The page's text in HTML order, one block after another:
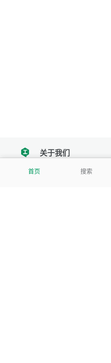
首页 搜索
tencent关于我们
我们努力把每一个工具做成批量